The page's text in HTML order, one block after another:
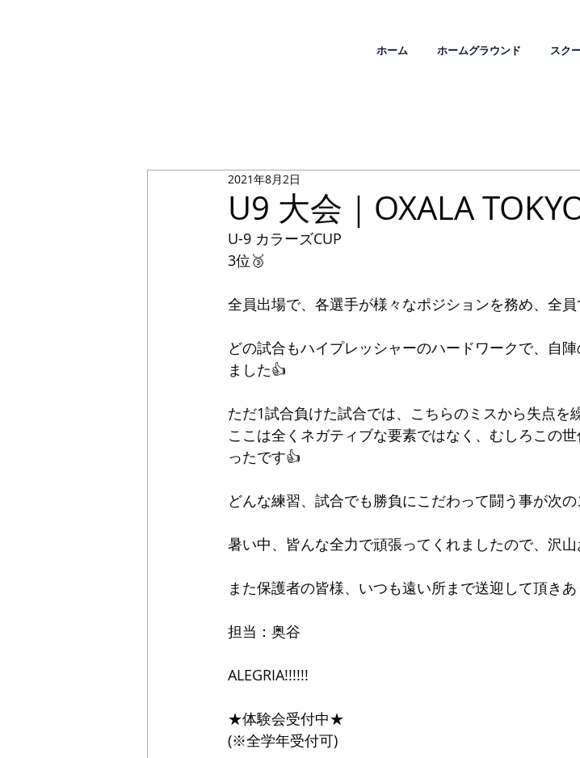
ホーム ホームグラウンド スク
U9 大会｜OXALA
2021年8月2日
U-9 カラーズCUP
3位🥉
全員出場で、各選手が様々なポジションを務め、全
どの試合もハイプレッシャーのハードワークで、自
ました👍
ただ1試合負けた試合では、こちらのミスから失点を
ここは全くネガティブな要素ではなく、むしろこの
ったです👍
どんな練習、試合でも勝負にこだわって闘う事が次
暑い中、皆んな全力で頑張ってくれましたので、沢
また保護者の皆様、いつも遠い所まで送迎して頂きあ
担当：奥谷
ALEGRIA!!!!!!
★体験会受付中★
(※全学年受付可)